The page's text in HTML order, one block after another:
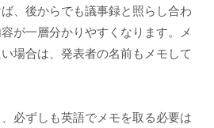
、後からでも議事録と照らし合わ
が一層分かりやすくなります。メ
場合は、発表者の名前もメモして
必ずしも英語でメモを取る必要は